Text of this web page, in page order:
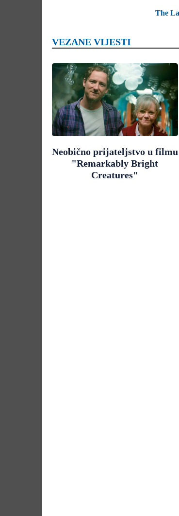
The
VEZANE VIJESTI
Neobično prijateljstvo u filmu
"Remarkably Bright
Creatures"